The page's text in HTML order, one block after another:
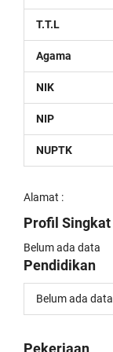
T.T.L
Agama
NIK
NIP
NUPTK
Alamat :
Profil Singkat
Belum ada data
Pendidikan
Belum ada data
Pekerjaan